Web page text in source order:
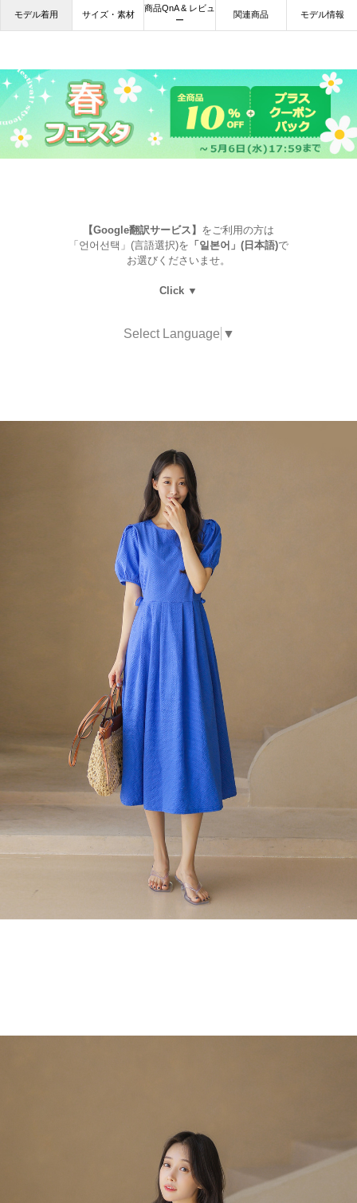
モデル着用 サイズ・素材
商品QnA & レビュ
ー
関連商品 モデル情報
【Google翻訳サービス】 をご利用の方は
「언어선택」(言語選択)を 「일본어」(日本語)で
お選びくださいませ。
Click ▼
Select Language ▼